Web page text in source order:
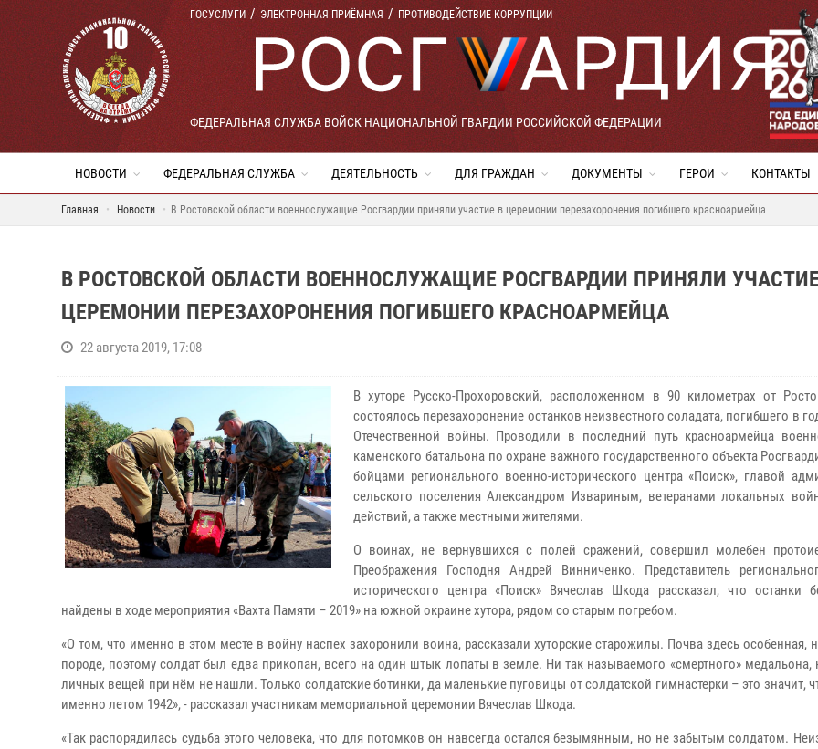
ГОСУСЛУГИ ЭЛЕКТРОННАЯ ПРИЁМНАЯ ПРОТИВОДЕЙСТВИЕ КОРРУПЦИИ
ФЕДЕРАЛЬНАЯ СЛУЖБА ВОЙСК НАЦИОНАЛЬНОЙ ГВАРДИИ РОССИЙСКОЙ ФЕДЕРАЦИИ
НОВОСТИ ФЕДЕРАЛЬНАЯ СЛУЖБА ДЕЯТЕЛЬНОСТЬ ДЛЯ ГРАЖДАН ДОКУМЕНТЫ ГЕРОИ КОНТАКТЫ
Главная Новости В Ростовской области военнослужащие Росгвардии приняли участие в церемонии перезахоронения погибшего красноармейца
В РОСТОВСКОЙ ОБЛАСТИ ВОЕННОСЛУЖАЩИЕ РОСГВАРДИИ ПРИНЯЛИ
ЦЕРЕМОНИИ ПЕРЕЗАХОРОНЕНИЯ ПОГИБШЕГО КРАСНОАРМЕЙЦА
22 августа 2019, 17:08
В хуторе Русско-Прохоровский, расположенном в 90 километрах от
состоялось перезахоронение останков неизвестного соладата, погибшего в
Отечественной войны. Проводили в последний путь красноармейца
каменского батальона по охране важного государственного объекта
бойцами регионального военно-исторического центра «Поиск», главой
сельского поселения Александром Извариным, ветеранами локальных
действий, а также местными жителями.
О воинах, не вернувшихся с полей сражений, совершил молебен
Преображения Господня Андрей Винниченко. Представитель
исторического центра «Поиск» Вячеслав Шкода рассказал, что останки
найдены в ходе мероприятия «Вахта Памяти – 2019» на южной окраине хутора, рядом со старым погребом.
«О том, что именно в этом месте в войну наспех захоронили воина, рассказали хуторские старожилы. Почва здесь особенная,
породе, поэтому солдат был едва прикопан, всего на один штык лопаты в земле. Ни так называемого «смертного» медальона,
личных вещей при нём не нашли. Только солдатские ботинки, да маленькие пуговицы от солдатской гимнастерки – это значит,
именно летом 1942», - рассказал участникам мемориальной церемонии Вячеслав Шкода.
«Так распорядилась судьба этого человека, что для потомков он навсегда остался безымянным, но не забытым солдатом.